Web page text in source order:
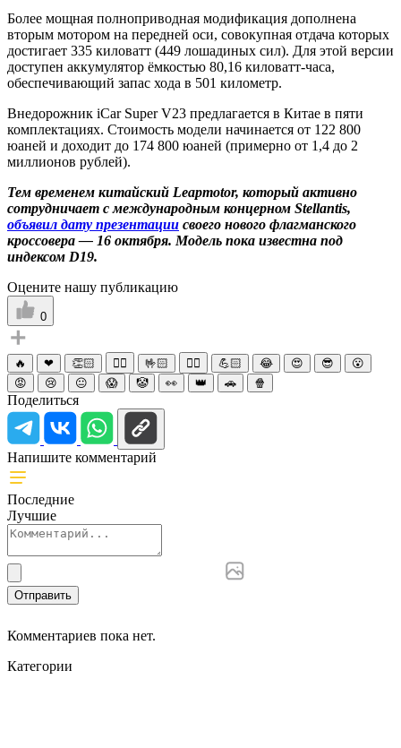
Более мощная полноприводная модификация дополнена
вторым мотором на передней оси, совокупная отдача которых
достигает 335 киловатт (449 лошадиных сил). Для этой версии
доступен аккумулятор ёмкостью 80,16 киловатт-часа,
обеспечивающий запас хода в 501 километр.
Внедорожник iCar Super V23 предлагается в Китае в пяти
комплектациях. Стоимость модели начинается от 122 800
юаней и доходит до 174 800 юаней (примерно от 1,4 до 2
миллионов рублей).
Тем временем китайский Leapmotor, который активно
сотрудничает с международным концерном Stellantis,
объявил дату презентации своего нового флагманского
кроссовера — 16 октября. Модель пока известна под
индексом D19.
Оцените нашу публикацию
0
🔥 ❤ 👏🏻 ☝🏻 🤟🏻 ✌🏻 💪🏻 😂 😍 😎
😮
😡
😢 😐 😱 🤡 👀 👑 🚗 🍿
Поделиться
Напишите комментарий
Последние
Лучшие
Отправить
Комментариев пока нет.
Категории